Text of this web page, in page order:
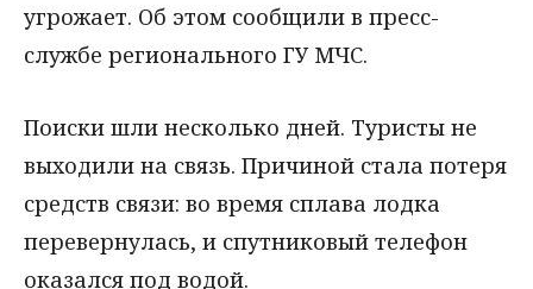
угрожает. Об этом сообщили в пресс-
службе регионального ГУ МЧС.
Поиски шли несколько дней. Туристы не
выходили на связь. Причиной стала потеря
средств связи: во время сплава лодка
перевернулась, и спутниковый телефон
оказался под водой.